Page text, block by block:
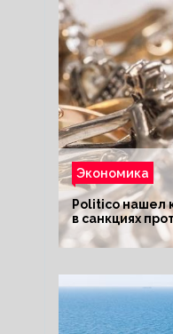
Экономика
Politico нашел
в санкциях